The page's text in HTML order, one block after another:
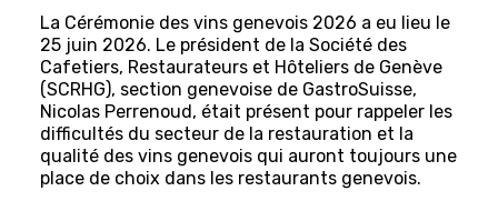
La Cérémonie des vins genevois 2026 a eu lieu le
25 juin 2026. Le président de la Société des
Cafetiers, Restaurateurs et Hôteliers de Genève
(SCRHG), section genevoise de GastroSuisse,
Nicolas Perrenoud, était présent pour rappeler les
difficultés du secteur de la restauration et la
qualité des vins genevois qui auront toujours une
place de choix dans les restaurants genevois.